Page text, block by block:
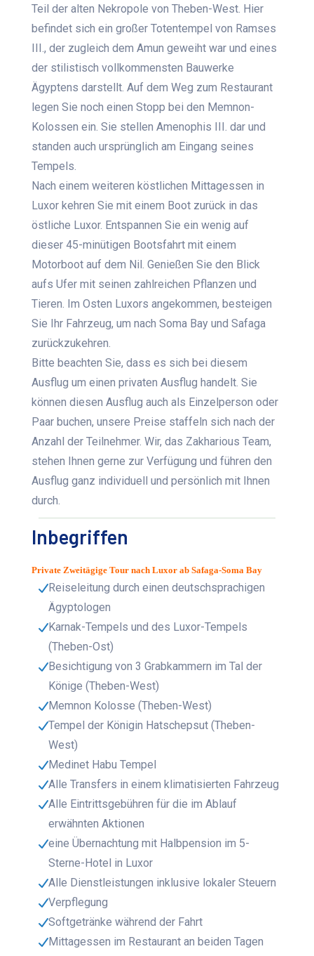
Teil der alten Nekropole von Theben-West. Hier
befindet sich ein großer Totentempel von Ramses
III., der zugleich dem Amun geweiht war und eines
der stilistisch vollkommensten Bauwerke
Ägyptens darstellt. Auf dem Weg zum Restaurant
legen Sie noch einen Stopp bei den Memnon-
Kolossen ein. Sie stellen Amenophis III. dar und
standen auch ursprünglich am Eingang seines
Tempels.
Nach einem weiteren köstlichen Mittagessen in
Luxor kehren Sie mit einem Boot zurück in das
östliche Luxor. Entspannen Sie ein wenig auf
dieser 45-minütigen Bootsfahrt mit einem
Motorboot auf dem Nil. Genießen Sie den Blick
aufs Ufer mit seinen zahlreichen Pflanzen und
Tieren. Im Osten Luxors angekommen, besteigen
Sie Ihr Fahrzeug, um nach Soma Bay und Safaga
zurückzukehren.
Bitte beachten Sie, dass es sich bei diesem
Ausflug um einen privaten Ausflug handelt. Sie
können diesen Ausflug auch als Einzelperson oder
Paar buchen, unsere Preise staffeln sich nach der
Anzahl der Teilnehmer. Wir, das Zakharious Team,
stehen Ihnen gerne zur Verfügung und führen den
Ausflug ganz individuell und persönlich mit Ihnen
durch.
Inbegriffen
Private Zweitägige Tour nach Luxor ab Safaga-Soma Bay
Reiseleitung durch einen deutschsprachigen
Ägyptologen
Karnak-Tempels und des Luxor-Tempels
(Theben-Ost)
Besichtigung von 3 Grabkammern im Tal der
Könige (Theben-West)
Memnon Kolosse (Theben-West)
Tempel der Königin Hatschepsut (Theben-
West)
Medinet Habu Tempel
Alle Transfers in einem klimatisierten Fahrzeug
Alle Eintrittsgebühren für die im Ablauf
erwähnten Aktionen
eine Übernachtung mit Halbpension im 5-
Sterne-Hotel in Luxor
Alle Dienstleistungen inklusive lokaler Steuern
Verpflegung
Softgetränke während der Fahrt
Mittagessen im Restaurant an beiden Tagen